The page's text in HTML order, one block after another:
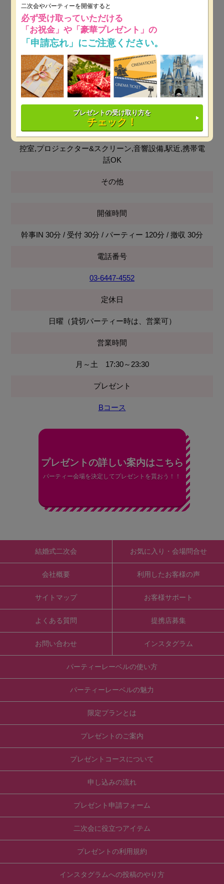
無料
最低保証料
平日：20万円～※ 開催日時によっては保証料が変動しま
す。
土日祝：20万円～※ 開催日時によっては保証料が変動し
ます。
設備
控室,プロジェクター&スクリーン,音響設備,駅近,携帯電
話OK
その他
開催時間
幹事IN 30分 / 受付 30分 / パーティー 120分 / 撤収 30分
電話番号
03-6447-4552
定休日
日曜（貸切パーティー時は、営業可）
営業時間
月～土 17:30～23:30
プレゼント
Bコース
プレゼントの詳しい案内はこちら
パーティー会場を決定してプレゼントを貰おう！！
結婚式二次会
会社概要
サイトマップ
よくある質問
お問い合わせ
お気に入り・会場問合せ
利用したお客様の声
お客様サポート
提携店募集
インスタグラム
パーティーレーベルの使い方
パーティーレーベルの魅力
限定プランとは
プレゼントのご案内
プレゼントコースについて
申し込みの流れ
プレゼント申請フォーム
二次会に役立つアイテム
プレゼントの利用規約
インスタグラムへの投稿のやり方
二次会やパーティーを開催すると
必ず受け取っていただける
「お祝金」や「豪華プレゼント」の
「申請忘れ」にご注意ください。
プレゼントの受け取り方を
チェック！